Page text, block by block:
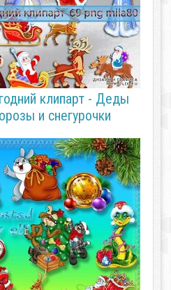
клипарт - Деды
и снегурочки